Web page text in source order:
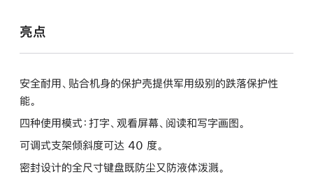
亮点
安全耐用、贴合机身的保护壳提供军用级别的跌落保护性
能。
四种使用模式：打字、观看屏幕、阅读和写字画图。
可调式支架倾斜度可达 40 度。
密封设计的全尺寸键盘既防尘又防液体泼溅。